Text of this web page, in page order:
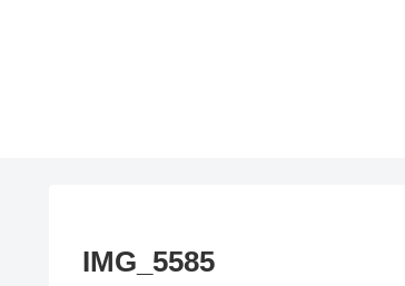
IMG_5585